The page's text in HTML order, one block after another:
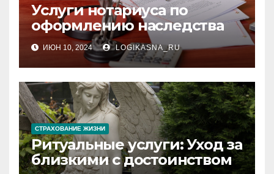
Услуги нотариуса по
оформлению наследства
ИЮН 10, 2024 LOGIKASNA_RU
СТРАХОВАНИЕ ЖИЗНИ
Ритуальные услуги: Уход за
близкими с достоинством